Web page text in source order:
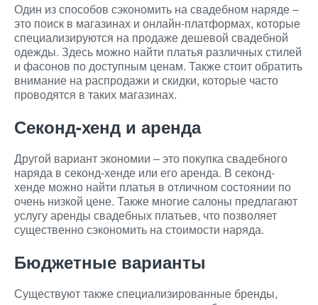
Один из способов сэкономить на свадебном наряде –
это поиск в магазинах и онлайн-платформах, которые
специализируются на продаже дешевой свадебной
одежды. Здесь можно найти платья различных стилей
и фасонов по доступным ценам. Также стоит обратить
внимание на распродажи и скидки, которые часто
проводятся в таких магазинах.
Секонд-хенд и аренда
Другой вариант экономии – это покупка свадебного
наряда в секонд-хенде или его аренда. В секонд-
хенде можно найти платья в отличном состоянии по
очень низкой цене. Также многие салоны предлагают
услугу аренды свадебных платьев, что позволяет
существенно сэкономить на стоимости наряда.
Бюджетные варианты
Существуют также специализированные бренды,